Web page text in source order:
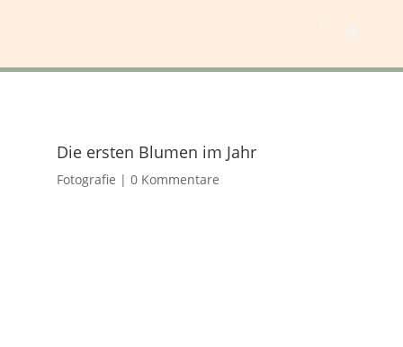
Die ersten Blumen im Jahr
Fotografie | 0 Kommentare